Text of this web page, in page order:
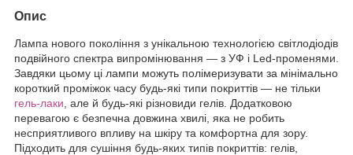
Опис
Лампа нового покоління з унікальною технологією світлодіодів
подвійного спектра випромінювання — з УФ і Led-променями.
Завдяки цьому ці лампи можуть полімеризувати за мінімально
короткий проміжок часу будь-які типи покриттів — не тільки
гель-лаки , але й будь-які різновиди гелів. Додатковою
перевагою є безпечна довжина хвилі, яка не робить
несприятливого впливу на шкіру та комфортна для зору.
Підходить для сушіння будь-яких типів покриттів: гелів,